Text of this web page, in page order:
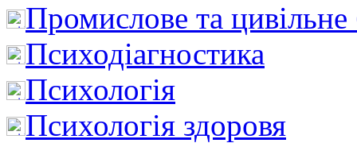
Промислове та цивільне
Психодіагностика
Психологія
Психологія здоровя